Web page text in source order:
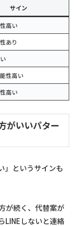
サイン
高い
あり
性高い
高い
がいいパター
」というサインも
が続く、代替案が
LINEしないと連絡